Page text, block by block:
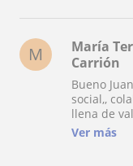
M
María
Carrión
Bueno
social,,
llena de
paciente,
Ver más